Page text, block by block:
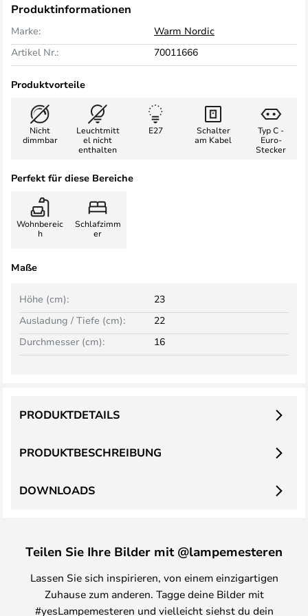
Produktinformationen
Marke:
Warm Nordic
Artikel Nr.:
70011666
Produktvorteile
Nicht
dimmbar
Leuchtmitt
el nicht
enthalten
E27
Schalter
am Kabel
Typ C -
Euro-
Stecker
Perfekt für diese Bereiche
Wohnbereic
h
Schlafzimm
er
Maße
Höhe (cm):
23
Ausladung / Tiefe (cm):
22
Durchmesser (cm):
16
PRODUKTBESCHREIBUNG
PRODUKTDETAILS
DOWNLOADS
Teilen Sie Ihre Bilder mit @lampemesteren
Lassen Sie sich inspirieren, von einem einzigartigen
Zuhause zum anderen. Tagge deine Bilder mit
#yesLampemesteren und vielleicht siehst du dein